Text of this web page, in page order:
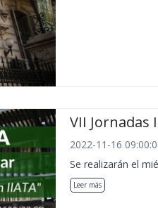
VII Jornadas
2022-11-16
Se realizarán el
Leer más